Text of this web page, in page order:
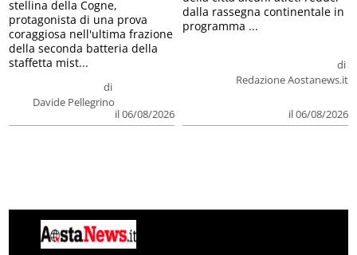
di
Davide Pellegrino
il 06/08/2026
stellina della Cogne,
protagonista di una prova
coraggiosa nell'ultima frazione
della seconda batteria della
staffetta mist...
di
Redazione Aostanews.it
il 06/08/2026
dalla rassegna continentale in
programma ...